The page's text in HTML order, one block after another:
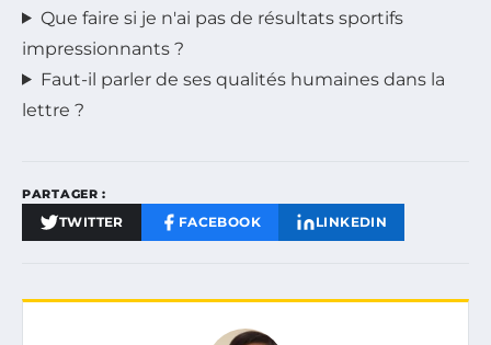
Que faire si je n'ai pas de résultats sportifs
impressionnants ?
Faut-il parler de ses qualités humaines dans la
lettre ?
PARTAGER :
TWITTER FACEBOOK LINKEDIN